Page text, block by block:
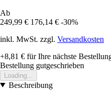
Ab
249,99 € 176,14 € -30%
inkl. MwSt. zzgl. Versandkosten
+8,81 € für Ihre nächste
Bestellung gutgeschrieben
Loading...
Beschreibung